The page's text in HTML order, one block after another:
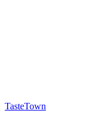
TasteTown